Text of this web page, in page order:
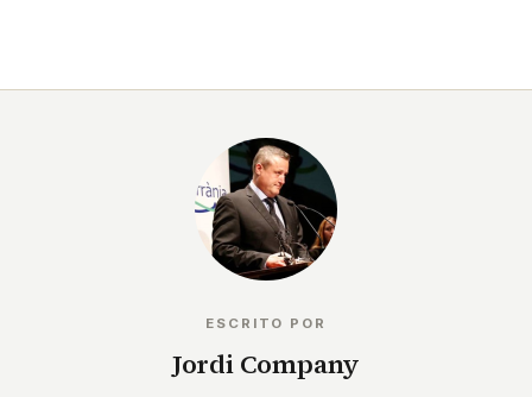
ESCRITO POR
Jordi Company